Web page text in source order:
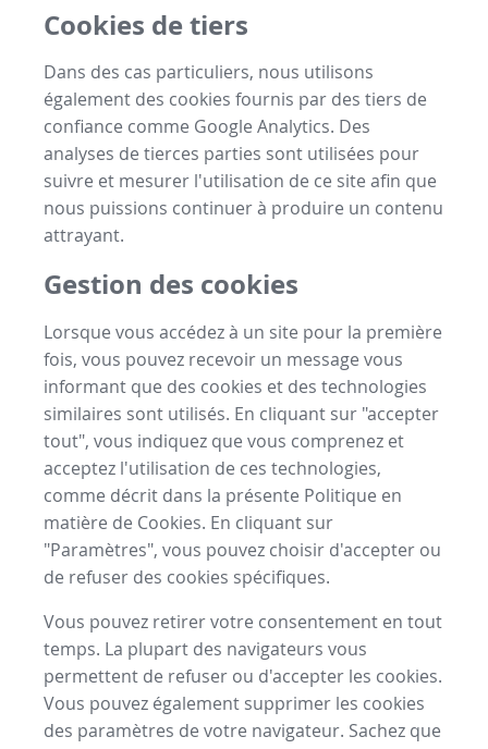
Cookies de tiers
Dans des cas particuliers, nous utilisons
également des cookies fournis par des tiers de
confiance comme Google Analytics. Des
analyses de tierces parties sont utilisées pour
suivre et mesurer l'utilisation de ce site afin que
nous puissions continuer à produire un contenu
attrayant.
Gestion des cookies
Lorsque vous accédez à un site pour la première
fois, vous pouvez recevoir un message vous
informant que des cookies et des technologies
similaires sont utilisés. En cliquant sur "accepter
tout", vous indiquez que vous comprenez et
acceptez l'utilisation de ces technologies,
comme décrit dans la présente Politique en
matière de Cookies. En cliquant sur
"Paramètres", vous pouvez choisir d'accepter ou
de refuser des cookies spécifiques.
Vous pouvez retirer votre consentement en tout
temps. La plupart des navigateurs vous
permettent de refuser ou d'accepter les cookies.
Vous pouvez également supprimer les cookies
des paramètres de votre navigateur. Sachez que